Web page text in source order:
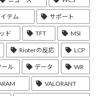
テム サポート
ド TFT MSI
Rioterの反応 LCP
ール データ WR
VALORANT